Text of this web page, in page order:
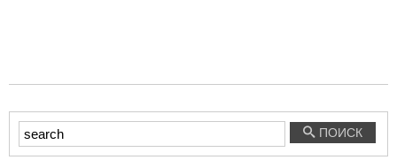
Введите
текст
ПОИСК